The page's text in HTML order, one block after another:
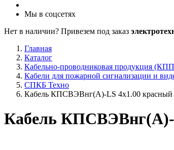
Мы в соцсетях
Нет в наличии? Привезем под заказ
Главная
Каталог
Кабельно-проводниковая продукция
Кабели для пожарной сигнализации и
СПКБ Техно
Кабель КПСВЭВнг(А)-LS 4х1.00 красный
Кабель КПСВЭВнг(А)-